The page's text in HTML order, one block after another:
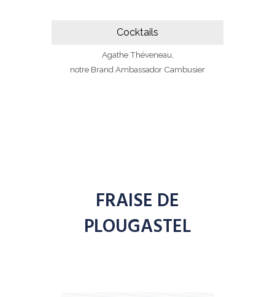
Cocktails
Agathe Théveneau,
notre Brand Ambassador Cambusier
FRAISE DE
PLOUGASTEL